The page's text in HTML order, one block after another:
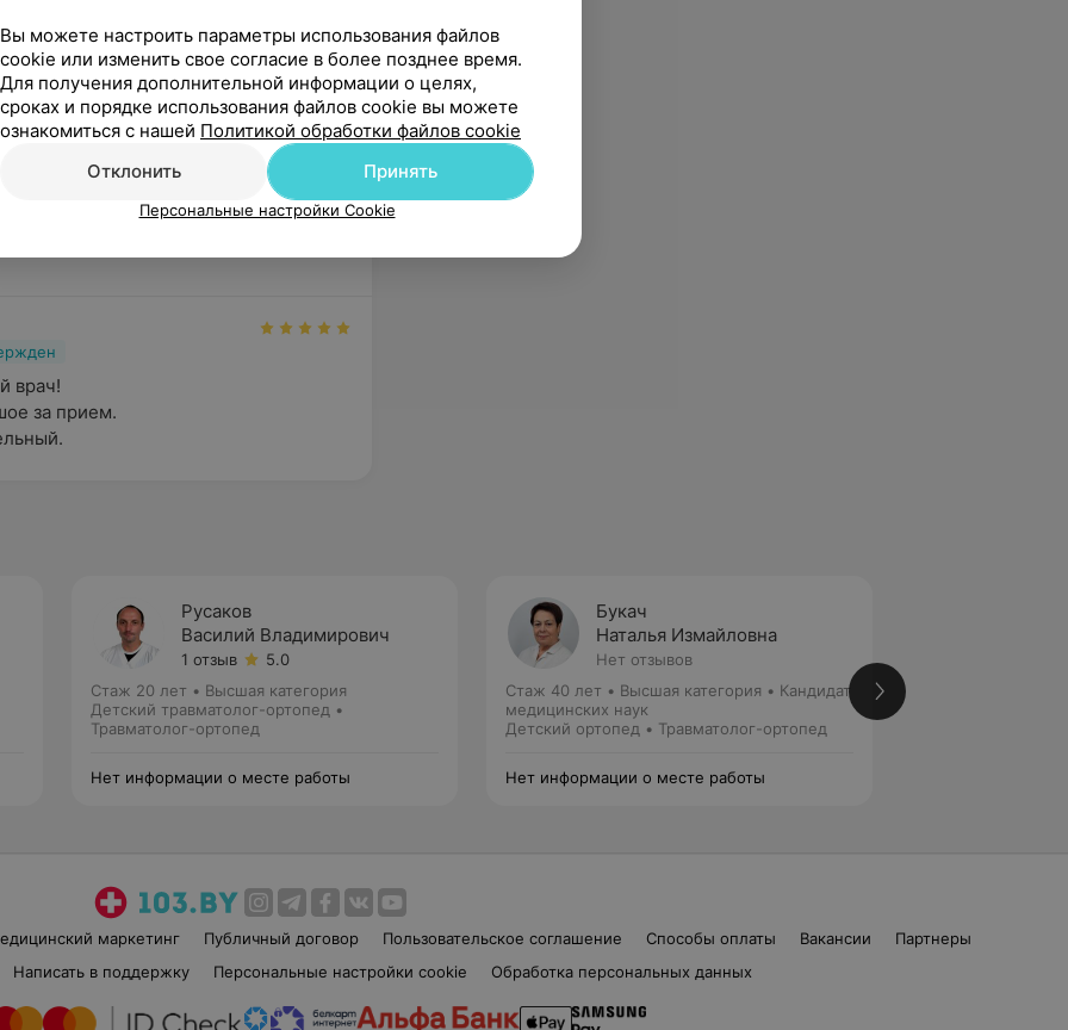
в УЗ «МЦП» филиал Городской
ортопед в УЗ
врач!
за прием.
Русаков
Василий Владимирович
1 отзыв
5.0
Стаж 20 лет • Высшая категория
Детский травматолог-ортопед •
Травматолог-ортопед
Нет информации о месте работы
Букач
Наталья Измайловна
Нет отзывов
Стаж 40 лет • Высшая категория • Кандидат
медицинских наук
Детский ортопед • Травматолог-ортопед
Нет информации о месте работы
маркетинг Публичный договор Пользовательское соглашение Способы оплаты Вакансии
Партнеры
Написать в поддержку Персональные настройки cookie Обработка персональных данных
Вы можете настроить параметры использования файлов
cookie или изменить свое согласие в более позднее время.
Для получения дополнительной информации о целях,
сроках и порядке использования файлов cookie вы можете
ознакомиться с нашей Политикой обработки файлов cookie
Отклонить
Принять
Персональные настройки Cookie